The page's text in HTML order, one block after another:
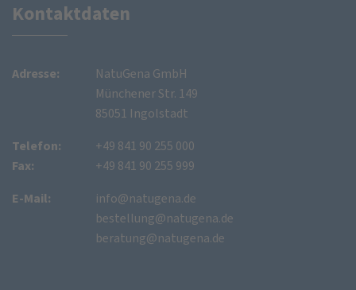
Kontaktdaten
Adresse:
NatuGena GmbH
Münchener Str. 149
85051 Ingolstadt
Telefon:
Fax:
+49 841 90 255 000
+49 841 90 255 999
E-Mail:
info@natugena.de
bestellung@natugena.de
beratung@natugena.de